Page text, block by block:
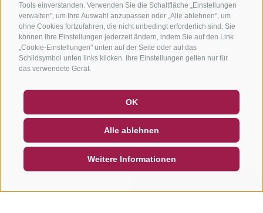
Tools einverstanden. Verwenden Sie die Schaltfläche „Einstellungen
verwalten", um Ihre Auswahl anzupassen oder „Alle ablehnen", um
ohne Cookies fortzufahren, die nicht unbedingt erforderlich sind. Sie
können Ihre Einstellungen jederzeit ändern, indem Sie auf den Link
„Cookie-Einstellungen" unten auf der Seite oder auf das
Schildsymbol unten links klicken. Ihre Einstellungen gelten nur für
das verwendete Gerät.
OK
Alle ablehnen
Weitere Informationen
NEWSLETTER
SOCIAL WALL WETTER